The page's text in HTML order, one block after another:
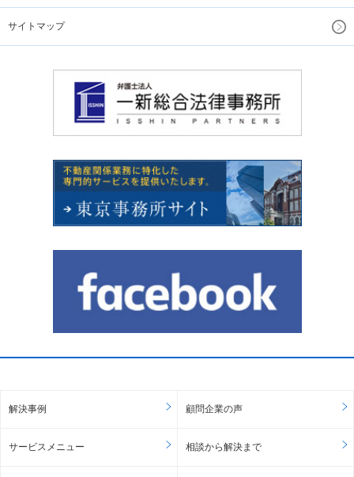
サイトマップ
解決事例 顧問企業の声
サービスメニュー 相談から解決まで